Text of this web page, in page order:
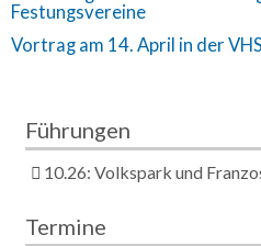
Festungsvereine
Vortrag am 14. April in der
Führungen
10.26: Volkspark und
Termine